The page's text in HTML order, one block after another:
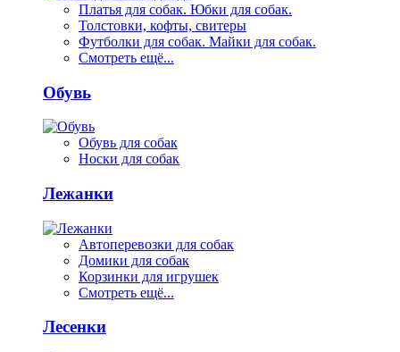
Платья для собак. Юбки для собак.
Толстовки, кофты, свитеры
Футболки для собак. Майки для собак.
Смотреть ещё...
Обувь
Обувь для собак
Носки для собак
Лежанки
Автоперевозки для собак
Домики для собак
Корзинки для игрушек
Смотреть ещё...
Лесенки